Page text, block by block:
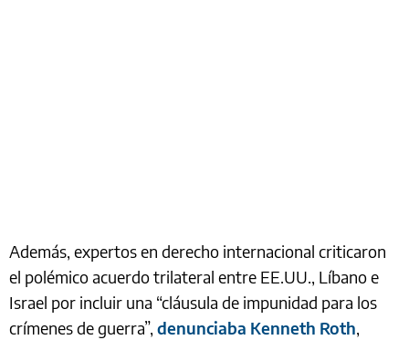
Además, expertos en derecho internacional criticaron
el polémico acuerdo trilateral entre EE.UU., Líbano e
Israel por incluir una “cláusula de impunidad para los
crímenes de guerra”, denunciaba Kenneth Roth,